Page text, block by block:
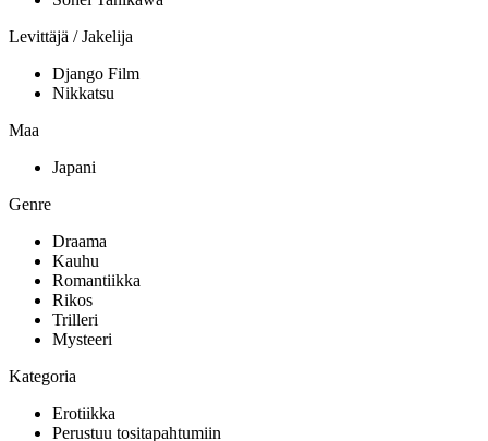
Levittäjä / Jakelija
Django Film
Nikkatsu
Maa
Japani
Genre
Draama
Kauhu
Romantiikka
Rikos
Trilleri
Mysteeri
Kategoria
Erotiikka
Perustuu tositapahtumiin